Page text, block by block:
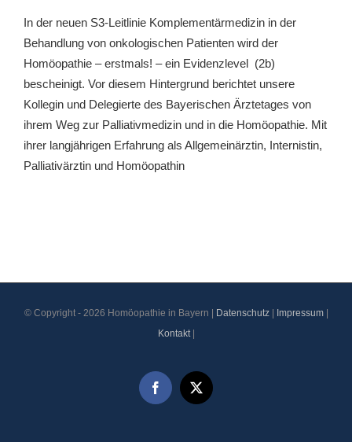
In der neuen S3-Leitlinie Komplementärmedizin in der
Behandlung von onkologischen Patienten wird der
Homöopathie – erstmals! – ein Evidenzlevel (2b)
bescheinigt. Vor diesem Hintergrund berichtet unsere
Kollegin und Delegierte des Bayerischen Ärztetages von
ihrem Weg zur Palliativmedizin und in die Homöopathie. Mit
ihrer langjährigen Erfahrung als Allgemeinärztin, Internistin,
Palliativärztin und Homöopathin
© Copyright - 2026 Homöopathie in Bayern | Datenschutz| Impressum|
Kontakt|
Facebook
X